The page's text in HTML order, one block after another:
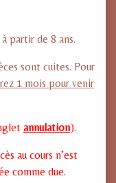
partir de 8 ans.
sont cuites. Pour
1 mois pour venir
annulation).
au cours n’est
comme due.